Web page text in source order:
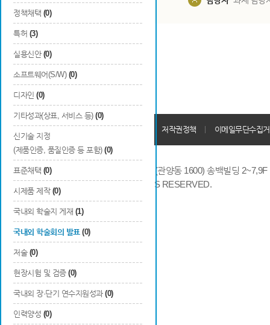
정책채택 (0)
특허 (3)
실용신안 (0)
소프트웨어(S/W) (0)
디자인 (0)
기타성과(상표, 서비스 등) (0)
신기술 지정
(제품인증, 품질인증 등 포함) (0)
표준채택 (0)
시제품 제작 (0)
국내외 학술지 게재 (1)
국내외 학술회의 발표 (0)
저술 (0)
현장시험 및 검증 (0)
국내외 장·단기 연수지원성과 (0)
인력양성 (0)
개인정보처리방침 저작권정책 이메일무단수집
14066 경기도 안양시 동안구 시민대로 286 (관양동 1600) 송백빌딩
COPYRIGHTS © 2014 KAIA, ALL RIGHTS RESERVED.